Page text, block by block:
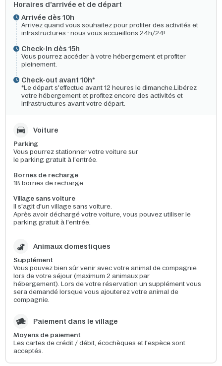
Horaires d'arrivée et de départ
Arrivée dès 10h​
Arrivez quand vous souhaitez pour profiter des activités et
infrastructures : nous vous accueillons 24h/24!​
Check-in dès 15h
Vous pourrez accéder à votre hébergement et profiter
pleinement.
Check-out avant 10h*
*Le départ s'effectue avant 12 heures le dimanche.Libérez
votre hébergement et profitez encore des activités et
infrastructures avant votre départ.
Voiture
Parking
Vous pourrez stationner votre voiture sur
le parking gratuit à l’entrée.
Bornes de recharge
18 bornes de recharge
Village sans voiture
Il s'agit d'un village sans voiture.
Après avoir déchargé votre voiture, vous pouvez utiliser le
parking gratuit à l'entrée.
Animaux domestiques
Supplément
Vous pouvez bien sûr venir avec votre animal de compagnie
lors de votre séjour (maximum 2 animaux par
hébergement). Lors de votre réservation un supplément vous
sera demandé lorsque vous ajouterez votre animal de
compagnie.
Paiement dans le village
Moyens de paiement
Les cartes de crédit / débit, écochèques et l'espèce sont
acceptés.